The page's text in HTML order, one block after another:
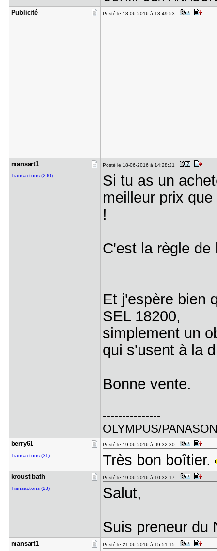
Publicité Posté le 18-06-2016 à 13:49:53
mansart1
Transactions (200)
Posté le 18-06-2016 à 14:28:21
Si tu as un
meilleur prix
!
C'est la règle de
Et j'espère bien
SEL 18200,
simplement un
qui s'usent à la
Bonne vente.
---------------
OLYMPUS/
berry61
Transactions (31)
Posté le 19-06-2016 à 09:32:30
Très bon boîtier.
kroustibat​h
Transactions (28)
Posté le 19-06-2016 à 10:32:17
Salut,
Suis preneur
mansart1 Posté le 21-06-2016 à 15:51:15